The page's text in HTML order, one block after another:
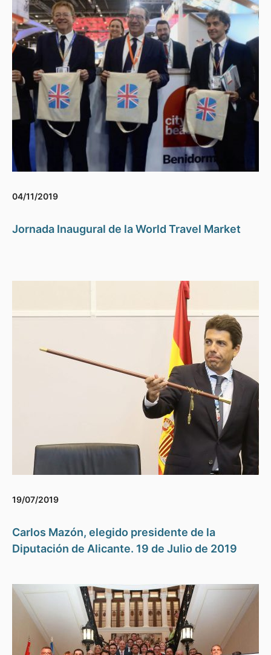
04/11/2019
Jornada Inaugural de la World Travel Market
19/07/2019
Carlos Mazón, elegido presidente de la
Diputación de Alicante. 19 de Julio de 2019